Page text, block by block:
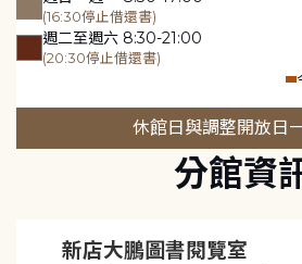
(16:30停止借還書)
週二至週六 8:30-21:00
(20:30停止借還書)
休館日與調整開放日
分館資
新店大鵬圖書閱覽室